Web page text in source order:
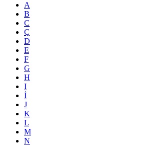
A
B
C
Ç
D
E
F
G
H
I
İ
J
K
L
M
N